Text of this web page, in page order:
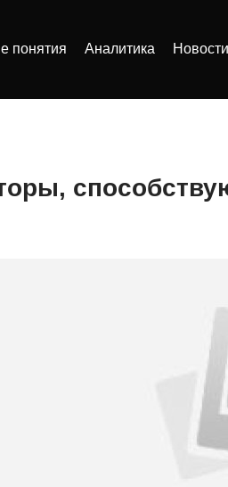
понятия Аналитика Новости